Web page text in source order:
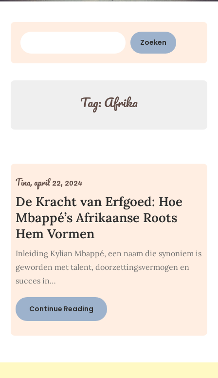
Zoeken
Zoeken
Tag:Afrika
De Kracht van Erfgoed: Hoe
Mbappé’s Afrikaanse Roots
Hem Vormen
Tina,april 22, 2024
Inleiding Kylian Mbappé, een naam die synoniem is
geworden met talent, doorzettingsvermogen en
succes in…
Continue Reading